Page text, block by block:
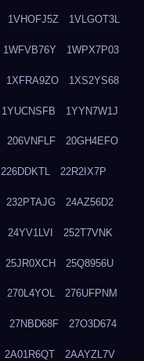
1VHOFJ5Z 1VLGOT3L
1WFVB76Y 1WPX7P03
1XFRA9ZO 1XS2YS68
1YUCNSFB 1YYN7W1J
206VNFLF 20GH4EFO
226DDKTL 22R2IX7P
232PTAJG 24AZ56D2
24YV1LVI 252T7VNK
25JR0XCH 25Q8956U
270L4YOL 276UFPNM
27NBD68F 27O3D674
2A01R6QT 2AAYZL7V